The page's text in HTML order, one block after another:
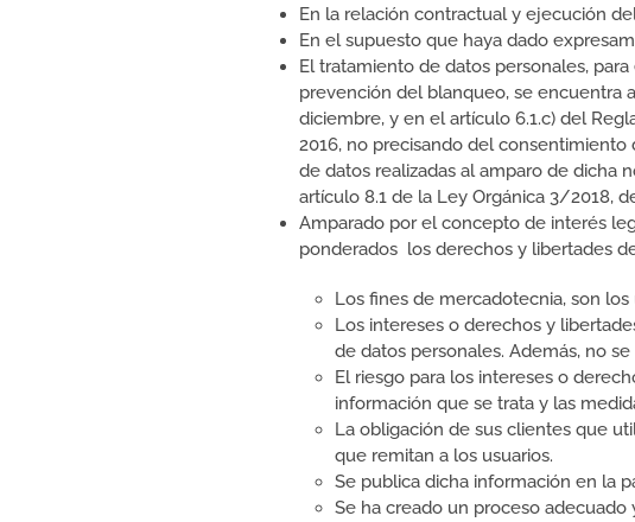
En la relación contractual y ejecución
En el supuesto que haya dado
El tratamiento de datos personales,
prevención del blanqueo, se encuentra
diciembre, y en el artículo 6.1.c) del
2016, no precisando del
de datos realizadas al amparo de dicha
artículo 8.1 de la Ley Orgánica 3/2018,
Amparado por el concepto de interés
ponderados los derechos y libertades
Los fines de mercadotecnia, son
Los intereses o derechos y
de datos personales. Además, no
El riesgo para los intereses o
información que se trata y las
La obligación de sus clientes que
que remitan a los usuarios.
Se publica dicha información en la
Se ha creado un proceso